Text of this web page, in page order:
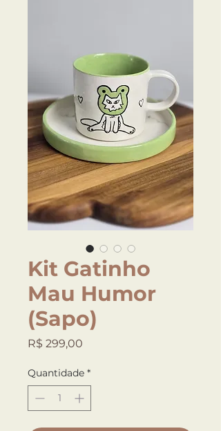
Kit Gatinho
Mau Humor
(Sapo)
R$ 299,00
Quantidade *